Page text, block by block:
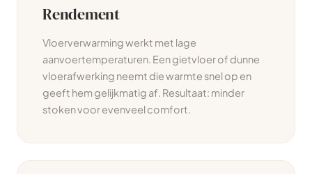
Rendement
Vloerverwarming werkt met lage
aanvoertemperaturen. Een gietvloer of dunne
vloerafwerking neemt die warmte snel op en
geeft hem gelijkmatig af. Resultaat: minder
stoken voor evenveel comfort.